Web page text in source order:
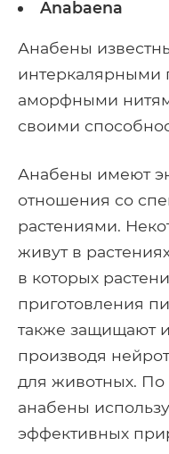
Anabaena
Анабены
интеркалярными
аморфными
своими
Анабены имеют
отношения со
растениями.
живут в
в которых
приготовления
также защищают
производя
для животных. По
анабены
эффективных